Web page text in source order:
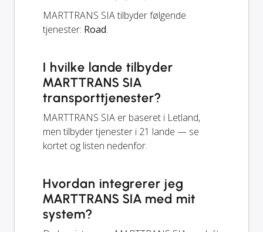
MARTTRANS SIA tilbyder følgende
tjenester: Road.
I hvilke lande tilbyder
MARTTRANS SIA
transporttjenester?
MARTTRANS SIA er baseret i Letland,
men tilbyder tjenester i 21 lande — se
kortet og listen nedenfor.
Hvordan integrerer jeg
MARTTRANS SIA med mit
system?